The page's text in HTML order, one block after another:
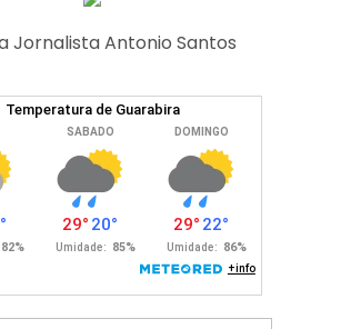
Jornalista Antonio Santos